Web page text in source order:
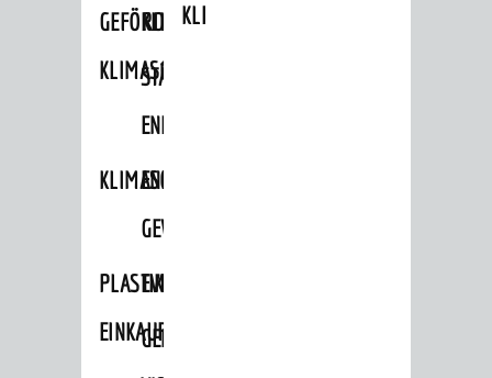
GEFÖRDERTE
KLIMASCHUTZMASSNAHMEN
KLIMASCHUTZKONZEPT
STÄDTISCHES
ENERGIEMANAGEMENT
KLIMASCHUTZKOMMISSION
ENERGIEKARAWANE
GEWERBE
PLASTIKTÜTENFREIE
EINKAUFSSTADT
EVENTS
GEMEINSAME
KLEIDERTAUSCHBÖRSE